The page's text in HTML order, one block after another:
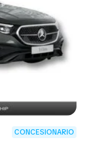
CONCESIONARIO